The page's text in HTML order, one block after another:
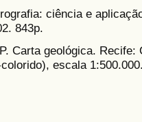
ciência e
843p.
Carta geológica. Recife:
escala